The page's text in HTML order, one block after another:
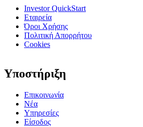
Investor QuickStart
Εταιρεία
Όροι Χρήσης
Πολιτική Απορρήτου
Cookies
Υποστήριξη
Επικοινωνία
Νέα
Υπηρεσίες
Είσοδος